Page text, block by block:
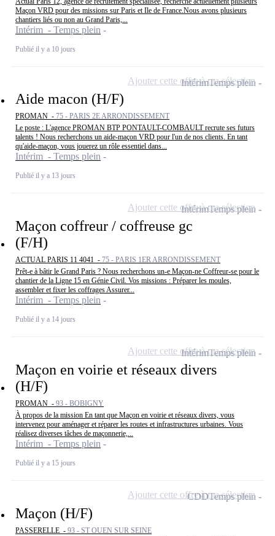
Maçon VRD pour des missions sur Paris et Ile de France.Nous avons plusieurs
chantiers liés ou non au Grand Paris,...
Intérim - Temps plein
Publié il y a 10 jours
Aide macon (H/F)
PROMAN - 75 - PARIS 2E ARRONDISSEMENT
Le poste : L'agence PROMAN BTP PONTAULT-COMBAULT recrute ses futurs
talents ! Nous recherchons un aide-maçon VRD pour l'un de nos clients. En tant
qu'aide-maçon, vous jouerez un rôle essentiel dans...
Intérim - Temps plein
Publié il y a 13 jours
IntérimTemps plein
Ajouter cette offre à ma sélection
Maçon coffreur / coffreuse gc
(F/H)
ACTUAL PARIS 11 4041 - 75 - PARIS 1ER ARRONDISSEMENT
Prêt-e à bâtir le Grand Paris ? Nous recherchons un-e Maçon-ne Coffreur-se pour le
chantier de la Ligne 15 en Génie Civil. Vos missions : Préparer les moules,
assembler et fixer les coffrages Assurer...
Intérim - Temps plein
Publié il y a 14 jours
IntérimTemps plein
Ajouter cette offre à ma sélection
Maçon en voirie et réseaux divers
(H/F)
PROMAN - 93 - BOBIGNY
À propos de la mission En tant que Maçon en voirie et réseaux divers, vous
intervenez pour aménager et réparer les routes et infrastructures urbaines. Vous
réalisez diverses tâches de maçonnerie,...
Intérim - Temps plein
Publié il y a 15 jours
IntérimTemps plein
Ajouter cette offre à ma sélection
Maçon (H/F)
PASSERELLE - 93 - ST OUEN SUR SEINE
CDDTemps plein
Ajouter cette offre à ma sélection